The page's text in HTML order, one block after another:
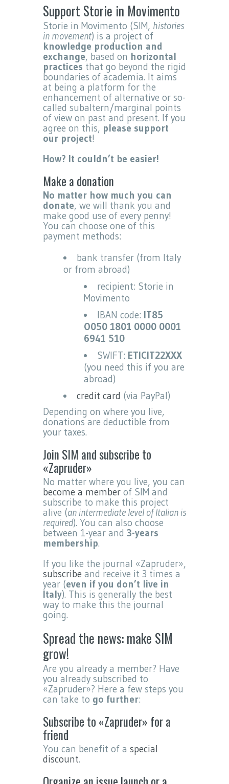
Support Storie in Movimento
Storie in Movimento (SIM, histories
in movement) is a project of
knowledge production and
exchange, based on horizontal
practices that go beyond the rigid
boundaries of academia. It aims
at being a platform for the
enhancement of alternative or so-
called subaltern/marginal points
of view on past and present. If you
agree on this, please support
our project!
How? It couldn’t be easier!
Make a donation
No matter how much you can
donate, we will thank you and
make good use of every penny!
You can choose one of this
payment methods:
bank transfer (from Italy
or from abroad)
recipient: Storie in
Movimento
IBAN code: IT85
O050 1801 0000 0001
6941 510
SWIFT: ETICIT22XXX
(you need this if you are
abroad)
credit card (via PayPal)
Depending on where you live,
donations are deductible from
your taxes.
Join SIM and subscribe to
«Zapruder»
No matter where you live, you can
become a member of SIM and
subscribe to make this project
alive (an intermediate level of Italian is
required). You can also choose
between 1-year and 3-years
membership.
If you like the journal «Zapruder»,
subscribe and receive it 3 times a
year (even if you don’t live in
Italy). This is generally the best
way to make this the journal
going.
Spread the news: make SIM
grow!
Are you already a member? Have
you already subscribed to
«Zapruder»? Here a few steps you
can take to go further:
Subscribe to «Zapruder» for a
friend
You can benefit of a special
discount.